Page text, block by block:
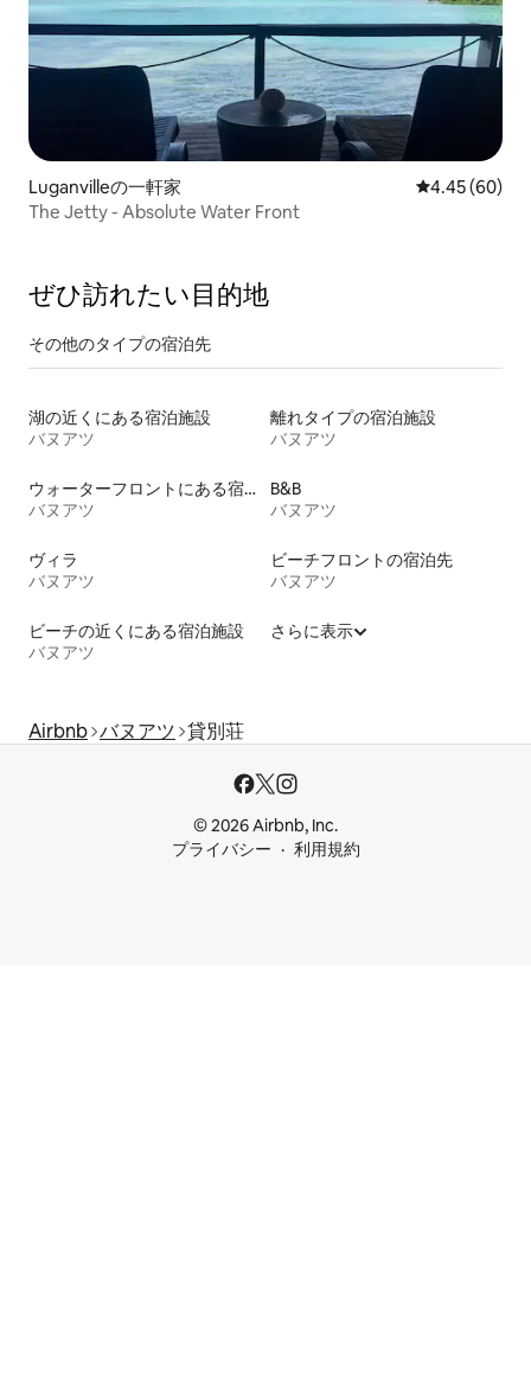
Luganvilleの一軒家 レビュー60
4.45 (60)
The Jetty - Absolute Water Front
ぜひ訪⁠れ⁠た⁠い目⁠的⁠地
その他のタ⁠イ⁠プ⁠の宿⁠泊⁠先
湖の近くにある宿泊施設
バヌアツ
離れタイプの宿泊施設
バヌアツ
ウォーターフロントにある宿泊施設
バヌアツ
B&B
バヌアツ
ヴィラ
バヌアツ
ビーチフロントの宿泊先
バヌアツ
ビーチの近くにある宿泊施設
バヌアツ
さらに表示
Airbnb バヌアツ 貸別荘
© 2026 Airbnb, Inc.
プライバシー
利用規約